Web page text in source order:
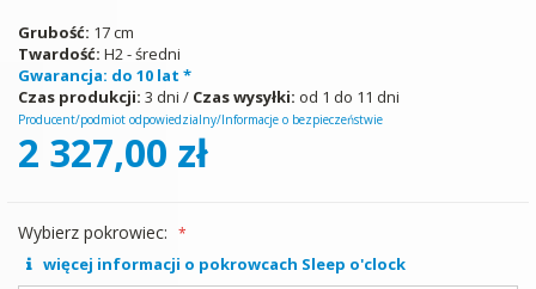
Grubość: 17 cm
Twardość: H2 - średni
Gwarancja: do 10 lat *
Czas produkcji: 3 dni / Czas wysyłki: od 1 do 11 dni
Producent/podmiot odpowiedzialny/Informacje o bezpieczeństwie
2 327,00 zł
Wybierz pokrowiec:
więcej informacji o pokrowcach Sleep o'clock